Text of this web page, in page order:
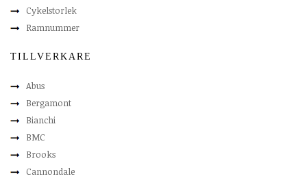
Cykelstorlek
Ramnummer
TILLVERKARE
Abus
Bergamont
Bianchi
BMC
Brooks
Cannondale